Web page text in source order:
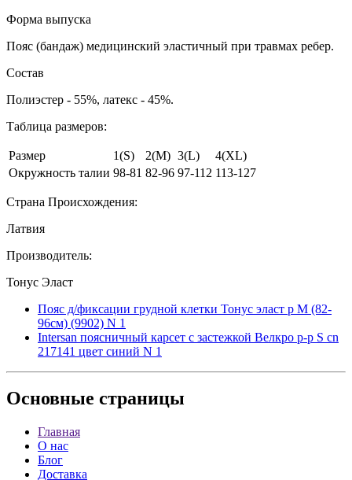
Форма выпуска
Пояс (бандаж) медицинский эластичный при травмах ребер.
Состав
Полиэстер - 55%, латекс - 45%.
Таблица размеров:
Размер 1(S) 2(M) 3(L)
4(XL)
Окружность талии 98-81 82-96 97-112 113-127
Страна Происхождения:
Латвия
Производитель:
Тонус Эласт
Пояс д/фиксации грудной клетки Тонус эласт р M (82-
96см) (9902) N 1
Intersan поясничный карсет с застежкой Велкро р-р S cn
217141 цвет синий N 1
Основные страницы
Главная
О нас
Блог
Доставка